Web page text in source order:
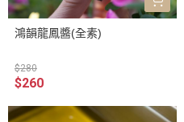
鴻韻龍鳳醬(全素)
$280
$260